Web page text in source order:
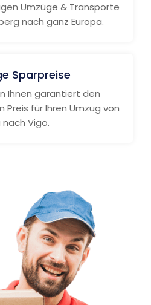
Umzüge & Transporte
nach ganz Europa.
Sparpreise
Ihnen garantiert den
Preis für Ihren Umzug von
Vigo.